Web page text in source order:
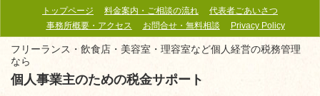
トップページ 料金案内・ご相談の流れ
代表者ごあいさつ
事務所概要・アクセス
お問合せ・無料相談 Privacy Policy
フリーランス・飲食店・美容室・理容室など個人経営の税務管理
なら
個人事業主のための税金サポート